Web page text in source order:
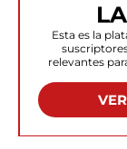
Esta es la
relevantes